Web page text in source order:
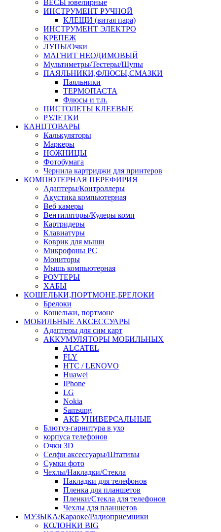
ВЕСЫ ювелирные
ИНСТРУМЕНТ РУЧНОЙ
КЛЕЩИ (витая пара)
ИНСТРУМЕНТ ЭЛЕКТРО
КРЕПЕЖ
ЛУПЫ/Очки
МАГНИТ НЕОДИМОВЫЙ
Мультиметры/Тестеры/Щупы
ПАЯЛЬНИКИ,ФЛЮСЫ,СМАЗКИ
Паяльники
ТЕРМОПАСТА
Флюсы и т.п.
ПИСТОЛЕТЫ КЛЕЕВЫЕ
РУЛЕТКИ
КАНЦТОВАРЫ
Калькуляторы
Маркеры
НОЖНИЦЫ
Фотобумага
Чернила картриджи для принтеров
КОМПЮТЕРНАЯ ПЕРЕФИРИЯ
Адаптеры/Контроллеры
Акустика компьютерная
Веб камеры
Вентиляторы/Кулеры комп
Картридеры
Клавиатуры
Коврик для мыши
Микрофоны PC
Мониторы
Мышь компьютерная
РОУТЕРЫ
ХАБЫ
КОШЕЛЬКИ,ПОРТМОНЕ,БРЕЛОКИ
Брелоки
Кошельки, портмоне
МОБИЛЬНЫЕ АКСЕССУАРЫ
Адаптеры для сим карт
АККУМУЛЯТОРЫ МОБИЛЬНЫХ
ALCATEL
FLY
HTC / LENOVO
Huawei
IPhone
LG
Nokia
Samsung
АКБ УНИВЕРСАЛЬНЫЕ
Блютуз-гарнитура в ухо
корпуса телефонов
Очки 3D
Селфи аксессуары/Штативы
Сумки фото
Чехлы/Накладки/Стекла
Накладки для телефонов
Пленка для планшетов
Пленки/Стекла для телефонов
Чехлы для планшетов
МУЗЫКА/Караоке/Радиоприемники
КОЛОНКИ BIG